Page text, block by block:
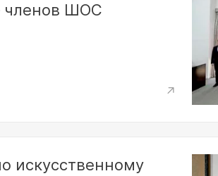
членов ШОС
искусственному